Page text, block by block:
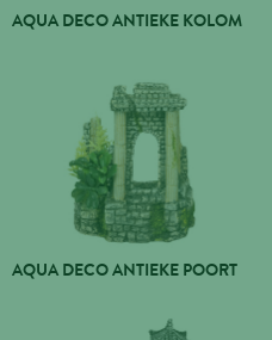
AQUA DECO ANTIEKE KOLOM
AQUA DECO ANTIEKE POORT